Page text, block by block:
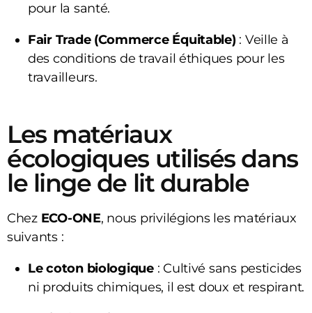
pour la santé.
Fair Trade (Commerce Équitable): Veille à
des conditions de travail éthiques pour les
travailleurs.
Les matériaux
écologiques utilisés dans
le linge de lit durable
Chez ECO-ONE, nous privilégions les matériaux
suivants :
Le coton biologique: Cultivé sans pesticides
ni produits chimiques, il est doux et respirant.